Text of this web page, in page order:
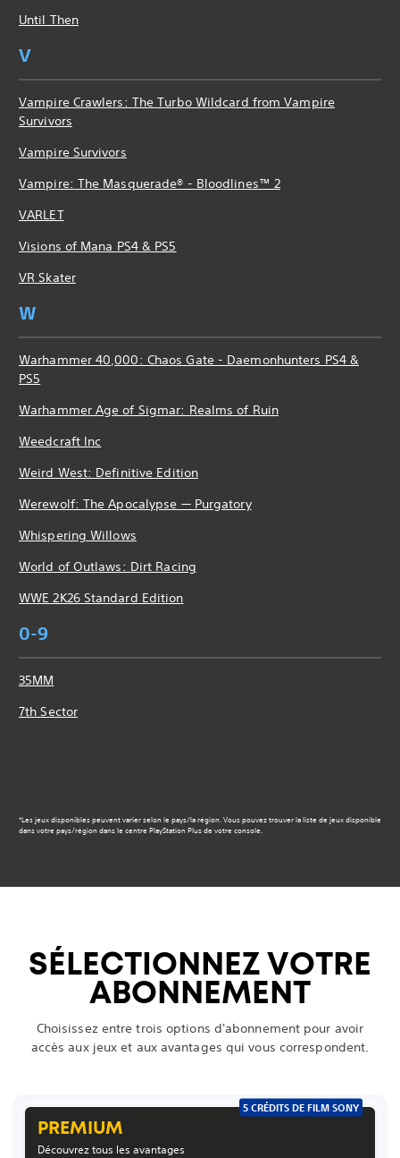
Until Then
V
Vampire Crawlers: The Turbo Wildcard from Vampire
Survivors
Vampire Survivors
Vampire: The Masquerade® - Bloodlines™ 2
VARLET
Visions of Mana PS4 & PS5
VR Skater
W
Warhammer 40,000: Chaos Gate - Daemonhunters PS4 &
PS5
Warhammer Age of Sigmar: Realms of Ruin
Weedcraft Inc
Weird West: Definitive Edition
Werewolf: The Apocalypse — Purgatory
Whispering Willows
World of Outlaws: Dirt Racing
WWE 2K26 Standard Edition
0-9
35MM
7th Sector
*Les jeux disponibles peuvent varier selon le pays/la région. Vous pouvez trouver la liste de jeux disponible
dans votre pays/région dans le centre PlayStation Plus de votre console.
SÉLECTIONNEZ VOTRE
ABONNEMENT
Choisissez entre trois options d'abonnement pour avoir
accès aux jeux et aux avantages qui vous correspondent.
PREMIUM
Découvrez tous les avantages
5 CRÉDITS DE FILM SONY